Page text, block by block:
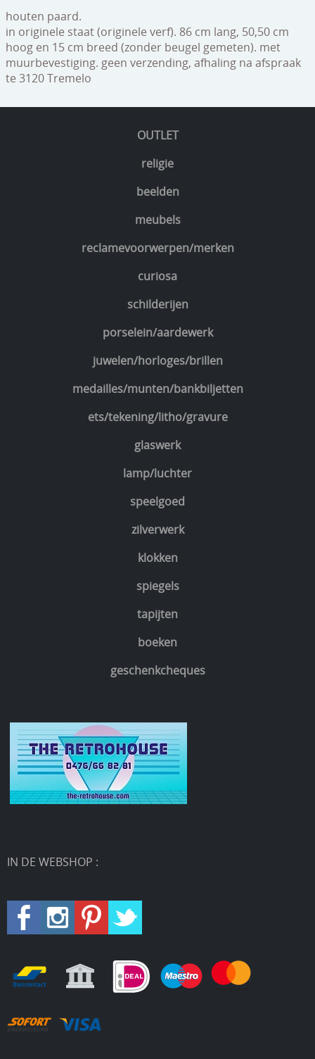
OUTLET
religie
beelden
meubels
reclamevoorwerpen/merken
curiosa
schilderijen
porselein/aardewerk
juwelen/horloges/brillen
medailles/munten/bankbiljetten
ets/tekening/litho/gravure
glaswerk
lamp/luchter
speelgoed
zilverwerk
klokken
spiegels
tapijten
boeken
geschenkcheques
IN DE WEBSHOP :
houten paard.
in originele staat (originele verf). 86 cm lang, 50,50 cm
hoog en 15 cm breed (zonder beugel gemeten). met
muurbevestiging. geen verzending, afhaling na afspraak
te 3120 Tremelo